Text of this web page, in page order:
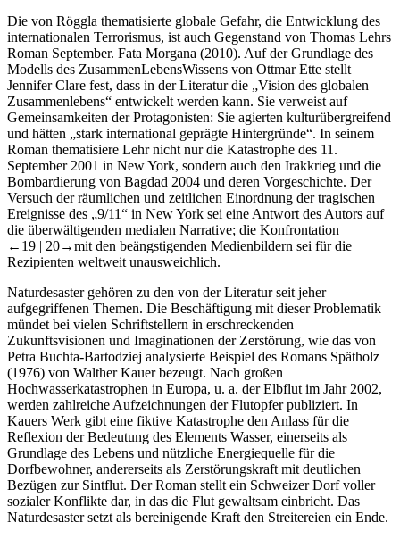
Die von Röggla thematisierte globale Gefahr, die Entwicklung des
internationalen Terrorismus, ist auch Gegenstand von Thomas Lehrs
Roman September. Fata Morgana (2010). Auf der Grundlage des
Modells des ZusammenLebensWissens von Ottmar Ette stellt
Jennifer Clare fest, dass in der Literatur die „Vision des globalen
Zusammenlebens“ entwickelt werden kann. Sie verweist auf
Gemeinsamkeiten der Protagonisten: Sie agierten kulturübergreifend
und hätten „stark international geprägte Hintergründe“. In seinem
Roman thematisiere Lehr nicht nur die Katastrophe des 11.
September 2001 in New York, sondern auch den Irakkrieg und die
Bombardierung von Bagdad 2004 und deren Vorgeschichte. Der
Versuch der räumlichen und zeitlichen Einordnung der tragischen
Ereignisse des „9/11“ in New York sei eine Antwort des Autors auf
die überwältigenden medialen Narrative; die Konfrontation
←19 | 20→mit den beängstigenden Medienbildern sei für die
Rezipienten weltweit unausweichlich.
Naturdesaster gehören zu den von der Literatur seit jeher
aufgegriffenen Themen. Die Beschäftigung mit dieser Problematik
mündet bei vielen Schriftstellern in erschreckenden
Zukunftsvisionen und Imaginationen der Zerstörung, wie das von
Petra Buchta-Bartodziej analysierte Beispiel des Romans Spätholz
(1976) von Walther Kauer bezeugt. Nach großen
Hochwasserkatastrophen in Europa, u. a. der Elbflut im Jahr 2002,
werden zahlreiche Aufzeichnungen der Flutopfer publiziert. In
Kauers Werk gibt eine fiktive Katastrophe den Anlass für die
Reflexion der Bedeutung des Elements Wasser, einerseits als
Grundlage des Lebens und nützliche Energiequelle für die
Dorfbewohner, andererseits als Zerstörungskraft mit deutlichen
Bezügen zur Sintflut. Der Roman stellt ein Schweizer Dorf voller
sozialer Konflikte dar, in das die Flut gewaltsam einbricht. Das
Naturdesaster setzt als bereinigende Kraft den Streitereien ein Ende.